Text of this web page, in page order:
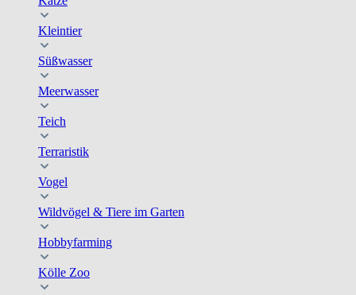
Kleintier
Süßwasser
Meerwasser
Teich
Terraristik
Vogel
Wildvögel & Tiere im Garten
Hobbyfarming
Kölle Zoo